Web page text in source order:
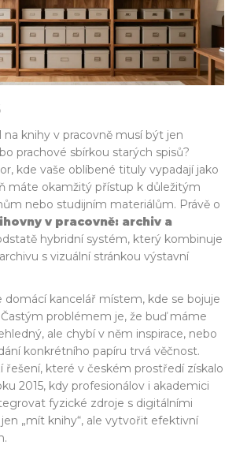
na knihy v pracovně musí být jen
prachové sbírkou starých spisů?
kde vaše oblíbené tituly vypadají jako
máte okamžitý přístup k důležitým
nebo studijním materiálům. Právě o
v pracovně: archiv a
hybridní systém, který kombinuje
s vizuální stránkou výstavní
domácí kancelář místem, kde se bojuje
problémem je, že buď máme
ale chybí v něm inspirace, nebo
konkrétního papíru trvá věčnost.
řešení, které v českém prostředí získalo
2015, kdy profesionálov i akademici
fyzické zdroje s digitálními
„mít knihy“, ale vytvořit efektivní